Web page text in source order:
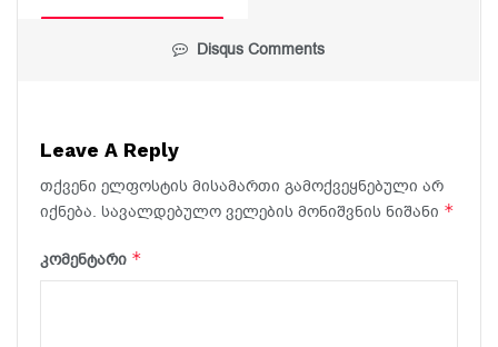
Disqus Comments
Leave A Reply
თქვენი ელფოსტის მისამართი გამოქვეყნებული არ
იქნება. სავალდებულო ველების მონიშვნის ნიშანი *
კომენტარი *